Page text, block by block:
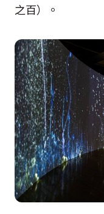
之百）。